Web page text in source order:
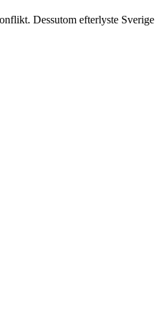
Dessutom efterlyste Sverige